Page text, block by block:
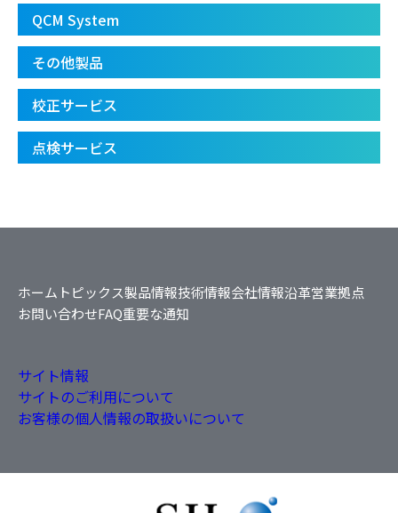
QCM System
その他製品
校正サービス
点検サービス
ホーム トピックス製品情報技術情報会社情報沿革営業拠点
お問い合わせFAQ重要な通知
サイト情報
サイトのご利用について
お客様の個人情報の取扱いについて